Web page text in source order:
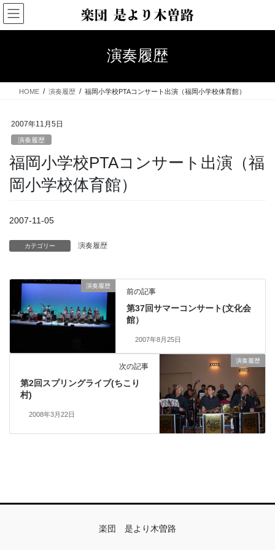
コ
ン
テ
ス
ナ
ビ
ゲ
ン
演奏履歴
HOME 演奏履歴 福岡小学校PTAコンサート出演（福岡小学校体育館）
2007年11月5日
演奏履歴
福岡小学校PTAコンサート出演（福
岡小学校体育館）
2007-11-05
カテゴリー 演奏履歴
演奏履歴
前の記事
第37回サマーコンサート(文化会
館）
2007年8月25日
演奏履歴
次の記事
第2回スプリングライブ(ちこり
村)
2008年3月22日
楽団 是より木曽路